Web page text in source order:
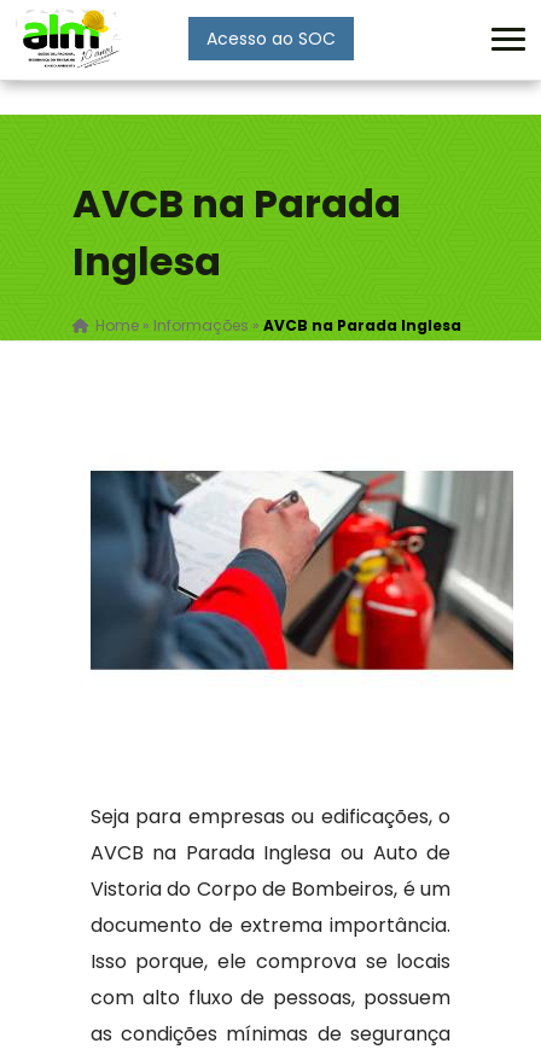
Acesso ao SOC
AVCB na Parada
Inglesa
Home» Informações » AVCB na Parada Inglesa
Seja para empresas ou edificações, o
AVCB na Parada Inglesa ou Auto de
Vistoria do Corpo de Bombeiros, é um
documento de extrema importância.
Isso porque, ele comprova se locais
com alto fluxo de pessoas, possuem
as condições mínimas de segurança
Enviar